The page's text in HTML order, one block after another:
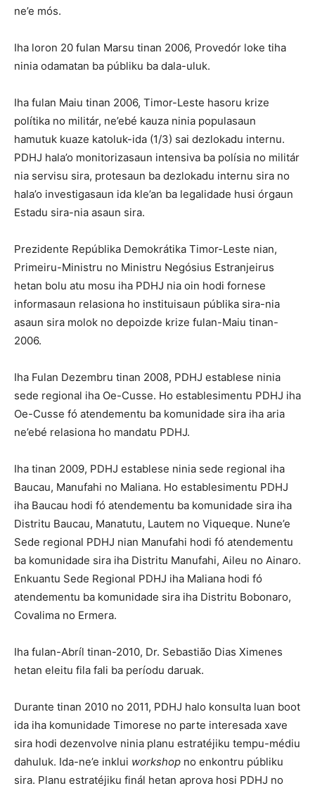
ne’e mós.
Iha loron 20 fulan Marsu tinan 2006, Provedór loke tiha
ninia odamatan ba públiku ba dala-uluk.
Iha fulan Maiu tinan 2006, Timor-Leste hasoru krize
polítika no militár, ne’ebé kauza ninia populasaun
hamutuk kuaze katoluk-ida (1/3) sai dezlokadu internu.
PDHJ hala’o monitorizasaun intensiva ba polísia no militár
nia servisu sira, protesaun ba dezlokadu internu sira no
hala’o investigasaun ida kle’an ba legalidade husi órgaun
Estadu sira-nia asaun sira.
Prezidente Repúblika Demokrátika Timor-Leste nian,
Primeiru-Ministru no Ministru Negósius Estranjeirus
hetan bolu atu mosu iha PDHJ nia oin hodi fornese
informasaun relasiona ho instituisaun públika sira-nia
asaun sira molok no depoizde krize fulan-Maiu tinan-
2006.
Iha Fulan Dezembru tinan 2008, PDHJ establese ninia
sede regional iha Oe-Cusse. Ho establesimentu PDHJ iha
Oe-Cusse fó atendementu ba komunidade sira iha aria
ne’ebé relasiona ho mandatu PDHJ.
Iha tinan 2009, PDHJ establese ninia sede regional iha
Baucau, Manufahi no Maliana. Ho establesimentu PDHJ
iha Baucau hodi fó atendementu ba komunidade sira iha
Distritu Baucau, Manatutu, Lautem no Viqueque. Nune’e
Sede regional PDHJ nian Manufahi hodi fó atendementu
ba komunidade sira iha Distritu Manufahi, Aileu no Ainaro.
Enkuantu Sede Regional PDHJ iha Maliana hodi fó
atendementu ba komunidade sira iha Distritu Bobonaro,
Covalima no Ermera.
Iha fulan-Abríl tinan-2010, Dr. Sebastião Dias Ximenes
hetan eleitu fila fali ba períodu daruak.
Durante tinan 2010 no 2011, PDHJ halo konsulta luan boot
ida iha komunidade Timorese no parte interesada xave
sira hodi dezenvolve ninia planu estratéjiku tempu-médiu
dahuluk. Ida-ne’e inklui workshop no enkontru públiku
sira. Planu estratéjiku finál hetan aprova hosi PDHJ no